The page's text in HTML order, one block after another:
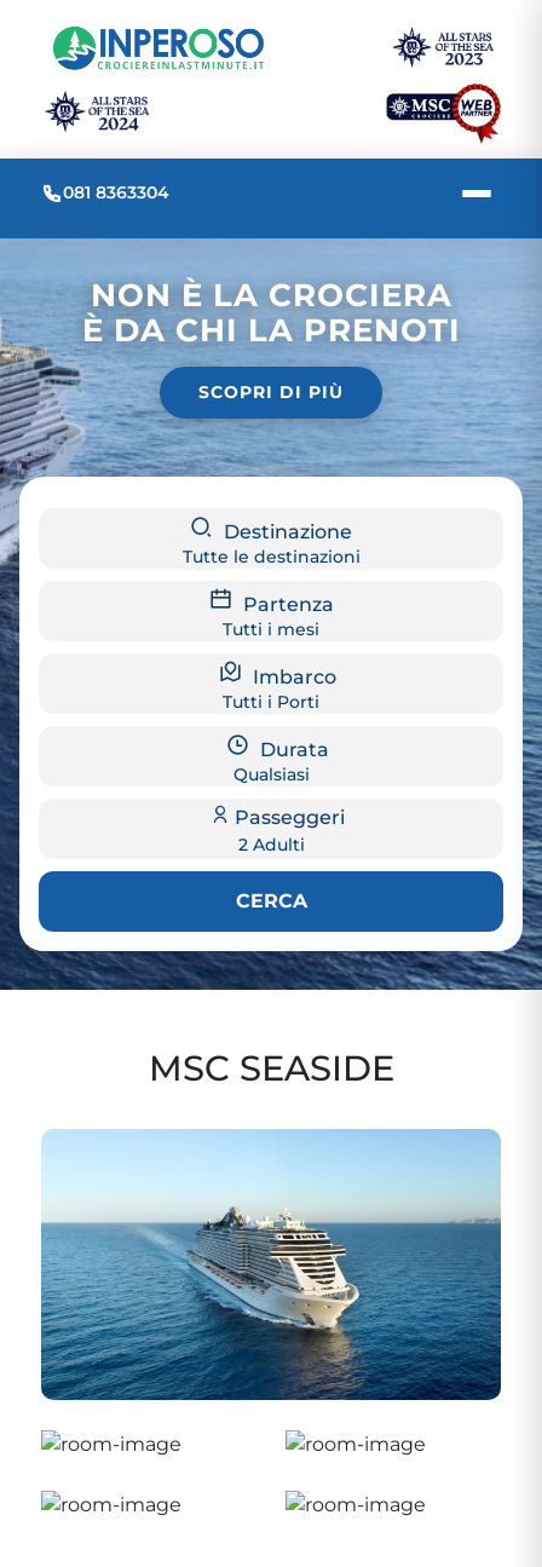
081 8363304
NON È LA CROCIERA
È DA CHI LA PRENOTI
SCOPRI DI PIÙ
Destinazione
Tutte le destinazioni
Partenza
Tutti i mesi
Imbarco
Tutti i Porti
Durata
Qualsiasi
Passeggeri
2 Adulti
CERCA
MSC SEASIDE